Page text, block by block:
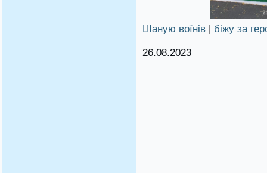
Шаную воїнів | біжу за
26.08.2023